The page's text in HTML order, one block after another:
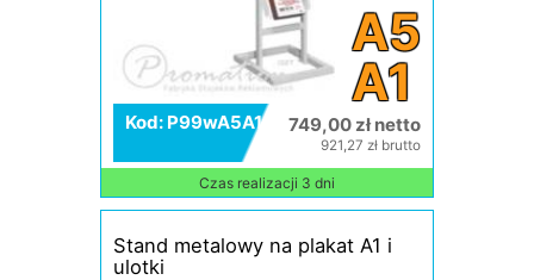
A5
A1
Kod: P99wA5A1 749,00 zł netto
921,27 zł brutto
Czas realizacji 3 dni
Stand metalowy na plakat A1 i
ulotki